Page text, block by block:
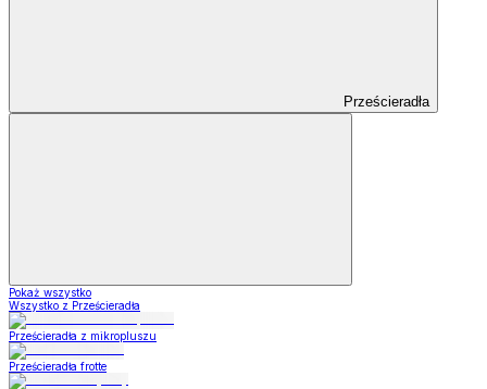
Prześcieradła
Pokaż wszystko
Wszystko z Prześcieradła
Prześcieradła z mikropluszu
Prześcieradła frotte